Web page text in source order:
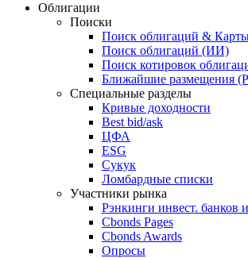
Облигации
Поиски
Поиск облигаций &
Поиск облигаций (ИИ)
Поиск котировок
Ближайшие размещения
Специальные разделы
Кривые доходности
Best bid/ask
ЦФА
ESG
Сукук
Ломбардные списки
Участники рынка
Рэнкинги инвест. банков
Cbonds Pages
Cbonds Awards
Опросы